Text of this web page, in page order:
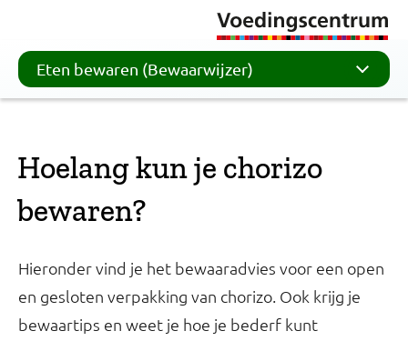
Eten bewaren (Bewaarwijzer)
Hoelang kun je chorizo
bewaren?
Hieronder vind je het bewaaradvies voor een open
en gesloten verpakking van chorizo. Ook krijg je
bewaartips en weet je hoe je bederf kunt